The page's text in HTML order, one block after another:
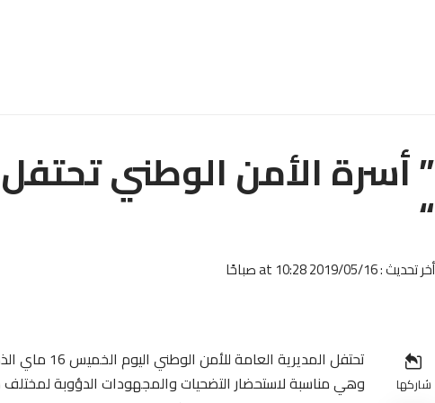
“
أخر تحديث : 2019/05/16 at 10:28 صباحًا
شاركها
تحتفل المديرية العامة للأمن الوطني اليوم الخميس 16 ماي الذكرى الـ 63 لتأسيسها،
وهي مناسبة لاستحضار التضحيات والمجهودات الدؤوبة